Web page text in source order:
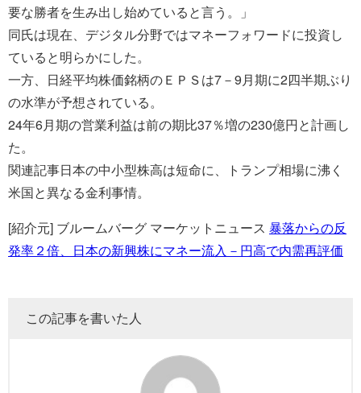
要な勝者を生み出し始めていると言う。」
同氏は現在、デジタル分野ではマネーフォワードに投資し
ていると明らかにした。
一方、日経平均株価銘柄のＥＰＳは7－9月期に2四半期ぶり
の水準が予想されている。
24年6月期の営業利益は前の期比37％増の230億円と計画し
た。
関連記事日本の中小型株高は短命に、トランプ相場に沸く
米国と異なる金利事情。
[紹介元] ブルームバーグ マーケットニュース 暴落からの反
発率２倍、日本の新興株にマネー流入－円高で内需再評価
この記事を書いた人